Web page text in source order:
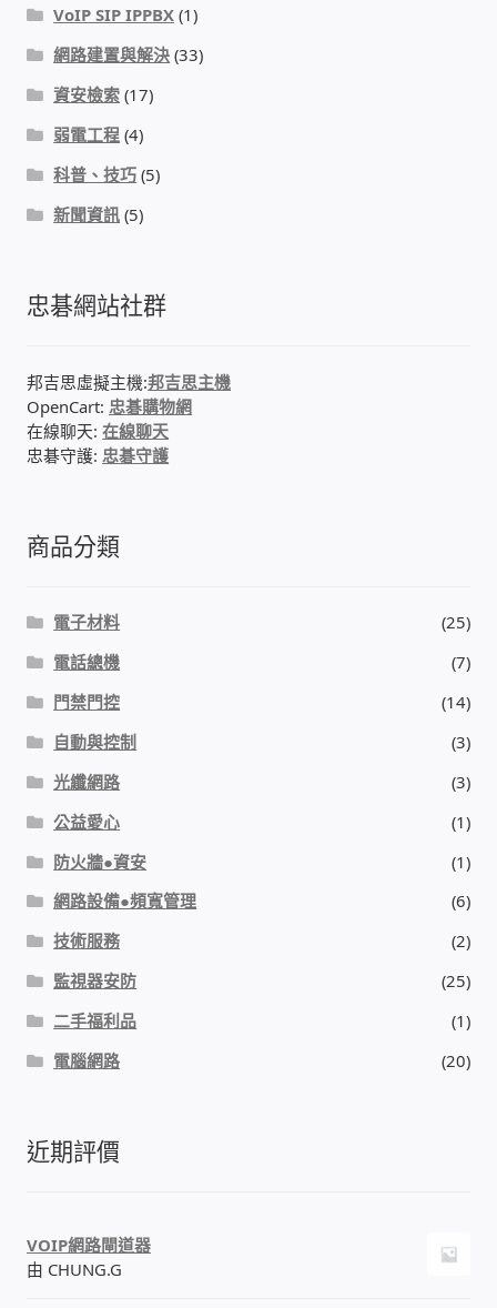
VoIP SIP IPPBX (1)
網路建置與解決 (33)
資安檢索 (17)
弱電工程 (4)
科普、技巧 (5)
新聞資訊 (5)
忠碁網站社群
邦吉思虛擬主機:邦吉思主機
OpenCart:忠碁購物網
在線聊天:在線聊天
忠碁守護:忠碁守護
商品分類
電子材料
(25)
電話總機
(7)
門禁門控
(14)
自動與控制
(3)
光纖網路
(3)
公益愛心
(1)
防火牆●資安
(1)
網路設備●頻寬管理
(6)
技術服務
(2)
監視器安防
(25)
二手福利品
(1)
電腦網路
(20)
近期評價
VOIP網路閘道器
由 CHUNG.G